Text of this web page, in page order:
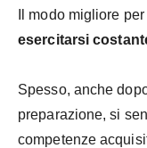
Il modo migliore
esercitarsi
Spesso, anche
preparazione, si
competenze